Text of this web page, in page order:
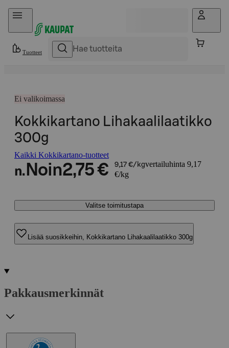
Hyppää sisältöön
Tuotteet
Ei valikoimassa
Kokkikartano Lihakaalilaatikko
300g
Kaikki Kokkikartano-tuotteet
n. Noin2,75 € 9,17 €/kgvertailuhinta 9,17
€/kg
Valitse toimitustapa
Lisää suosikkeihin, Kokkikartano Lihakaalilaatikko 300g
Pakkausmerkinnät